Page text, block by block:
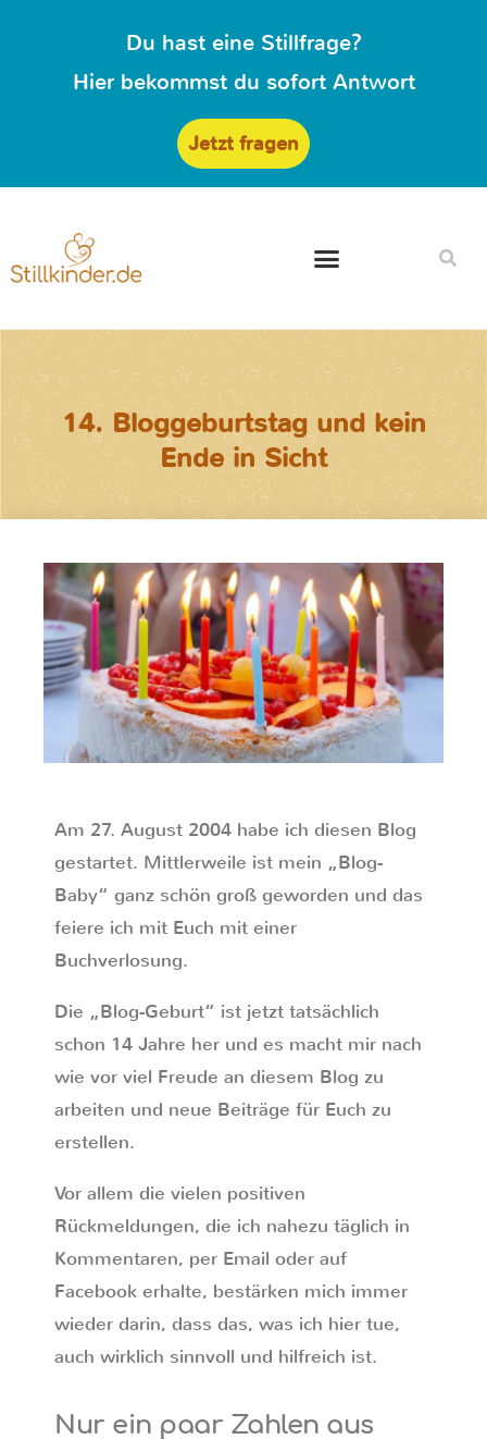
Du hast eine Stillfrage?
Hier bekommst du sofort Antwort
Jetzt fragen
14. Bloggeburtstag und kein
Ende in Sicht
Am 27. August 2004 habe ich diesen Blog
gestartet. Mittlerweile ist mein „Blog-
Baby“ ganz schön groß geworden und das
feiere ich mit Euch mit einer
Buchverlosung.
Die „Blog-Geburt“ ist jetzt tatsächlich
schon 14 Jahre her und es macht mir nach
wie vor viel Freude an diesem Blog zu
arbeiten und neue Beiträge für Euch zu
erstellen.
Vor allem die vielen positiven
Rückmeldungen, die ich nahezu täglich in
Kommentaren, per Email oder auf
Facebook erhalte, bestärken mich immer
wieder darin, dass das, was ich hier tue,
auch wirklich sinnvoll und hilfreich ist.
Nur ein paar Zahlen aus